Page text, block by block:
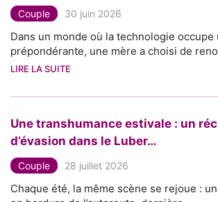
Couple 30 juin 2026
Dans un monde où la technologie occupe
prépondérante, une mère a choisi de
LIRE LA SUITE
Une transhumance estivale : un
d’évasion dans le Luber…
Couple 28 juillet 2026
Chaque été, la même scène se rejoue :